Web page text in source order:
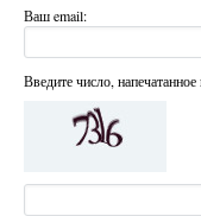
Ваш email:
Введите число, напечатанное